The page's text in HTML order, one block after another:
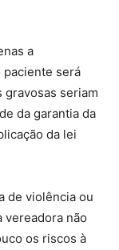
a
paciente será
seriam
da garantia da
da lei
de violência ou
vereadora não
os riscos à